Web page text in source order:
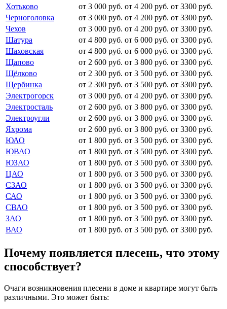
Хотьково
от 3 000 руб. от 4 200 руб. от 3300 руб.
Черноголовка
от 3 000 руб. от 4 200 руб. от 3300 руб.
Чехов
от 3 000 руб. от 4 200 руб. от 3300 руб.
Шатура
от 4 800 руб. от 6 000 руб. от 3300 руб.
Шаховская
от 4 800 руб. от 6 000 руб. от 3300 руб.
Щапово
от 2 600 руб. от 3 800 руб. от 3300 руб.
Щёлково
от 2 300 руб. от 3 500 руб. от 3300 руб.
Щербинка
от 2 300 руб. от 3 500 руб. от 3300 руб.
Электрогорск
от 3 000 руб. от 4 200 руб. от 3300 руб.
Электросталь
от 2 600 руб. от 3 800 руб. от 3300 руб.
Электроугли
от 2 600 руб. от 3 800 руб. от 3300 руб.
Яхрома
от 2 600 руб. от 3 800 руб. от 3300 руб.
ЮАО
от 1 800 руб. от 3 500 руб. от 3300 руб.
ЮВАО
от 1 800 руб. от 3 500 руб. от 3300 руб.
ЮЗАО
от 1 800 руб. от 3 500 руб. от 3300 руб.
ЦАО
от 1 800 руб. от 3 500 руб. от 3300 руб.
СЗАО
от 1 800 руб. от 3 500 руб. от 3300 руб.
САО
от 1 800 руб. от 3 500 руб. от 3300 руб.
СВАО
от 1 800 руб. от 3 500 руб. от 3300 руб.
ЗАО
от 1 800 руб. от 3 500 руб. от 3300 руб.
ВАО
от 1 800 руб. от 3 500 руб. от 3300 руб.
Почему появляется плесень, что этому
способствует?
Очаги возникновения плесени в доме и квартире могут быть
различными. Это может быть: